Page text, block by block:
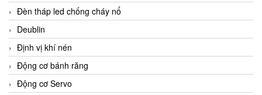
Đèn tháp led chống cháy nổ
Deublin
Định vị khí nén
Động cơ bánh răng
Động cơ Servo